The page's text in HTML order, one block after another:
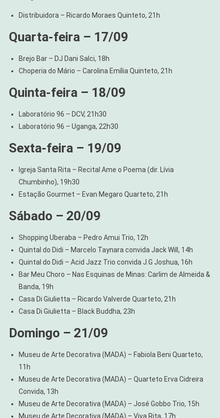
Distribuidora – Ricardo Moraes Quinteto, 21h
Quarta-feira – 17/09
Brejo Bar – DJ Dani Salci, 18h
Choperia do Mário – Carolina Emília Quinteto, 21h
Quinta-feira – 18/09
Laboratório 96 – DCV, 21h30
Laboratório 96 – Uganga, 22h30
Sexta-feira – 19/09
Igreja Santa Rita – Recital Ame o Poema (dir. Lívia
Chumbinho), 19h30
Estação Gourmet – Evan Megaro Quarteto, 21h
Sábado – 20/09
Shopping Uberaba – Pedro Amui Trio, 12h
Quintal do Didi – Marcelo Taynara convida Jack Will, 14h
Quintal do Didi – Acid Jazz Trio convida J.G Joshua, 16h
Bar Meu Choro – Nas Esquinas de Minas: Carlim de Almeida &
Banda, 19h
Casa Di Giulietta – Ricardo Valverde Quarteto, 21h
Casa Di Giulietta – Black Buddha, 23h
Domingo – 21/09
Museu de Arte Decorativa (MADA) – Fabiola Beni Quarteto,
11h
Museu de Arte Decorativa (MADA) – Quarteto Erva Cidreira
Convida, 13h
Museu de Arte Decorativa (MADA) – José Gobbo Trio, 15h
Museu de Arte Decorativa (MADA) – Viva Rita, 17h